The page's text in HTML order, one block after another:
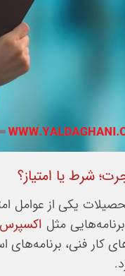
شرط یا امتیاز؟
یکی از
مثل
فنی، برنامه‌های